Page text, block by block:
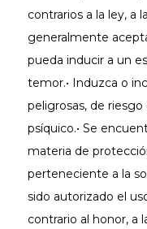
contrarios a la ley, a
generalmente
pueda inducir a un
temor.• Induzca o
peligrosas, de riesgo
psíquico.• Se
materia de
perteneciente a la
sido autorizado el
contrario al honor, a